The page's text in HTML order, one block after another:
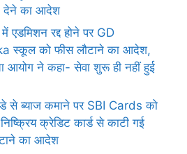
देने का आदेश
एडमिशन रद्द होने पर GD
स्कूल को फीस लौटाने का आदेश,
आयोग ने कहा- सेवा शुरू ही नहीं हुई
से ब्याज कमाने पर SBI Cards को
क्रेडिट कार्ड से काटी गई
का आदेश